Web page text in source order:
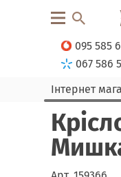
095 585
067 586
Інтернет